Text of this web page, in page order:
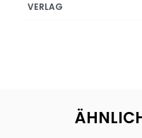
VERLAG